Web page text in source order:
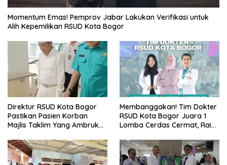
Momentum Emas! Pemprov Jabar Lakukan Verifikasi untuk
Alih Kepemilikan RSUD Kota Bogor
Direktur RSUD Kota Bogor
Pastikan Pasien Korban
Majlis Taklim Yang Ambruk
Perawatan Maksimal
Membanggakan! Tim Dokter
RSUD Kota Bogor Juara 1
Lomba Cerdas Cermat, Raih
Se-Bogor